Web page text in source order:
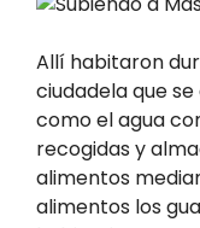
Allí habitaron
ciudadela que
como el agua
recogidas y
alimentos
alimentos los